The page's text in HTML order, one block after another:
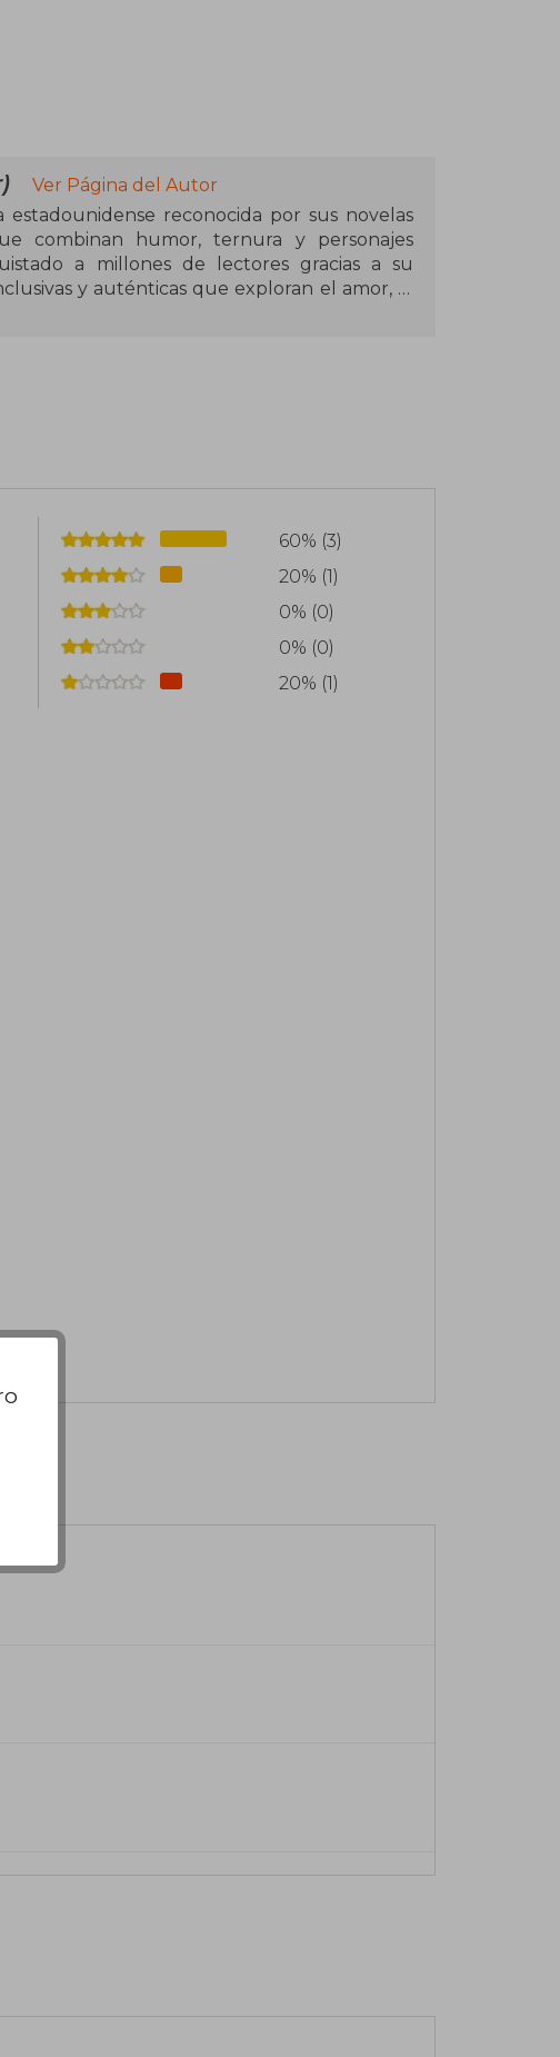
Ver Página del Autor
estadounidense reconocida por sus novelas
combinan humor, ternura y personajes
a millones de lectores gracias a su
y auténticas que exploran el amor, la
"Un Último Stop", una conmovedora novela
explorando temas como el poder del
Con cada libro, McQuiston continúa
la narrativa romántica, ofreciendo historias
60% (3)
20% (1)
0% (0)
0% (0)
20% (1)